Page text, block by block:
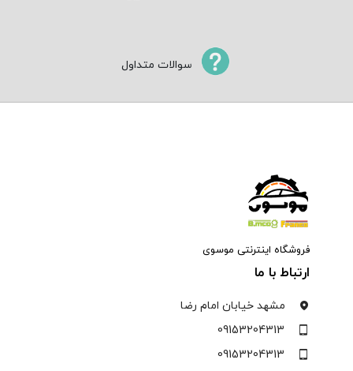
سوالات متداول
فروشگاه اینترنتی موسوی
ارتباط با ما
مشهد خیابان امام رضا
09153204313
09153204313